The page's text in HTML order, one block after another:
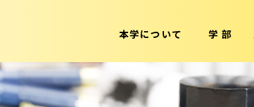
本学について 学 部